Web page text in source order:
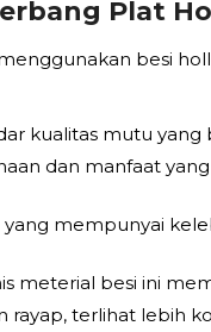
Plat
besi
kualitas mutu yang
dan manfaat
yang mempunyai
meterial besi ini
rayap, terlihat lebih